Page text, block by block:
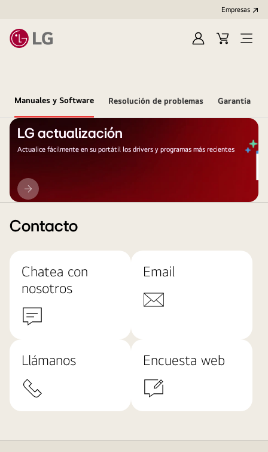
Empresas
IniciarCarritoOpen
Manuales y Software Resolución de problemas Garantía
LG actualización
Actualice fácilmente en su portátil los drivers y programas más recientes
LG
actualización
Contacto
Chatea con
nosotros
Email
Llámanos Encuesta web